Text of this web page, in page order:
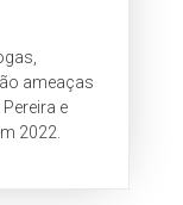
ameaças
e
2022.